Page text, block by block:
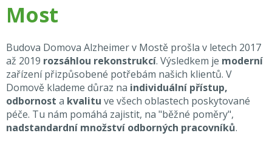
Most
Budova Domova Alzheimer v Mostě prošla v letech 2017
až 2019 rozsáhlou rekonstrukcí. Výsledkem je moderní
zařízení přizpůsobené potřebám našich klientů. V
Domově klademe důraz na individuální přístup,
odbornost a kvalitu ve všech oblastech poskytované
péče. Tu nám pomáhá zajistit, na "běžné poměry",
nadstandardní množství odborných pracovníků.